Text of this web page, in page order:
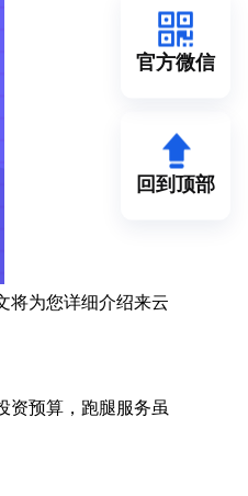
将为您详细介绍来云
资预算，跑腿服务虽
官方微信
回到顶部